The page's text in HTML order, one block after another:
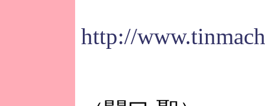
http://